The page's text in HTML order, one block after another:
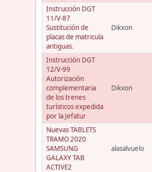
Instrucción DGT
11/V-87
Sustitución de
placas de matricula
antiguas.
Dikxon
Instrucción DGT
12/V-99
Autorización
complementaria
de los trenes
turísticos expedida
por la Jefatur
Dikxon
Nuevas TABLETS
TRAMO 2020
SAMSUNG
GALAXY TAB
ACTIVE2
alasalvuelo